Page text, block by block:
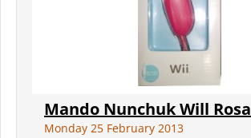
Mando Nunchuk Will Rosa
Monday 25 February 2013